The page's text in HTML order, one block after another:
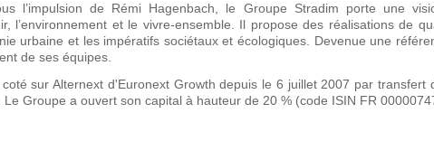
l’impulsion de Rémi Hagenbach, le Groupe Stradim porte une
l’environnement et le vivre-ensemble. Il propose des réalisations de
urbaine et les impératifs sociétaux et écologiques. Devenue une
de ses équipes.
sur Alternext d'Euronext Growth depuis le 6 juillet 2007 par
Le Groupe a ouvert son capital à hauteur de 20 % (code ISIN FR